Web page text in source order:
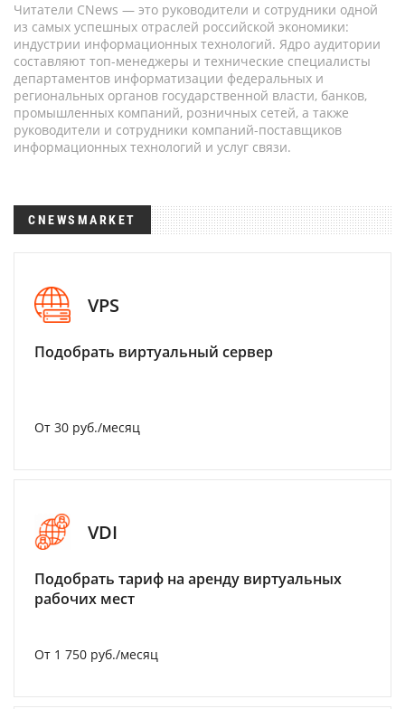
Читатели CNews — это руководители и сотрудники одной
из самых успешных отраслей российской экономики:
индустрии информационных технологий. Ядро аудитории
составляют топ-менеджеры и технические специалисты
департаментов информатизации федеральных и
региональных органов государственной власти, банков,
промышленных компаний, розничных сетей, а также
руководители и сотрудники компаний-поставщиков
информационных технологий и услуг связи.
CNEWSMARKET
VPS
Подобрать виртуальный сервер
От 30 руб./месяц
VDI
Подобрать тариф на аренду виртуальных
рабочих мест
От 1 750 руб./месяц